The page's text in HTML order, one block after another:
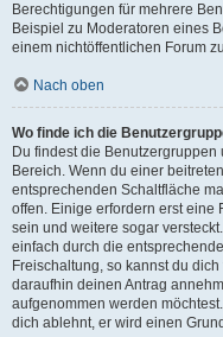
Berechtigungen für mehrere
Beispiel zu Moderatoren eines
einem nichtöffentlichen Forum
Nach oben
Wo finde ich die
Du findest die Benutzergruppen
Bereich. Wenn du einer
entsprechenden Schaltfläche
offen. Einige erfordern erst eine
sein und weitere sogar
einfach durch die
Freischaltung, so kannst du
daraufhin deinen Antrag
aufgenommen werden
dich ablehnt, er wird einen